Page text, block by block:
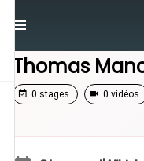
Thomas
0 stages 0 vidéos